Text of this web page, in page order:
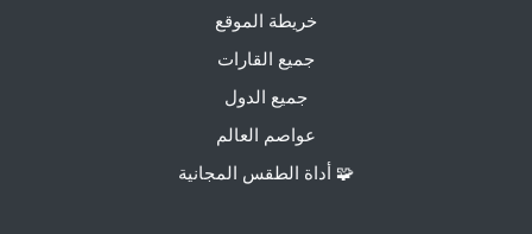
خريطة الموقع
جميع القارات
جميع الدول
عواصم العالم
🧩 أداة الطقس المجانية